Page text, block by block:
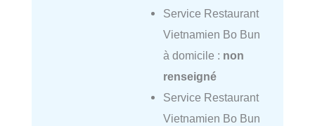
Service Restaurant
Vietnamien Bo Bun
à domicile : non
renseigné
Service Restaurant
Vietnamien Bo Bun